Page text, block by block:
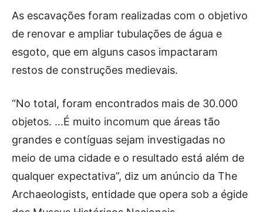
As escavações foram realizadas com o objetivo
de renovar e ampliar tubulações de água e
esgoto, que em alguns casos impactaram
restos de construções medievais.
“No total, foram encontrados mais de 30.000
objetos. …É muito incomum que áreas tão
grandes e contíguas sejam investigadas no
meio de uma cidade e o resultado está além de
qualquer expectativa”, diz um anúncio da The
Archaeologists, entidade que opera sob a égide